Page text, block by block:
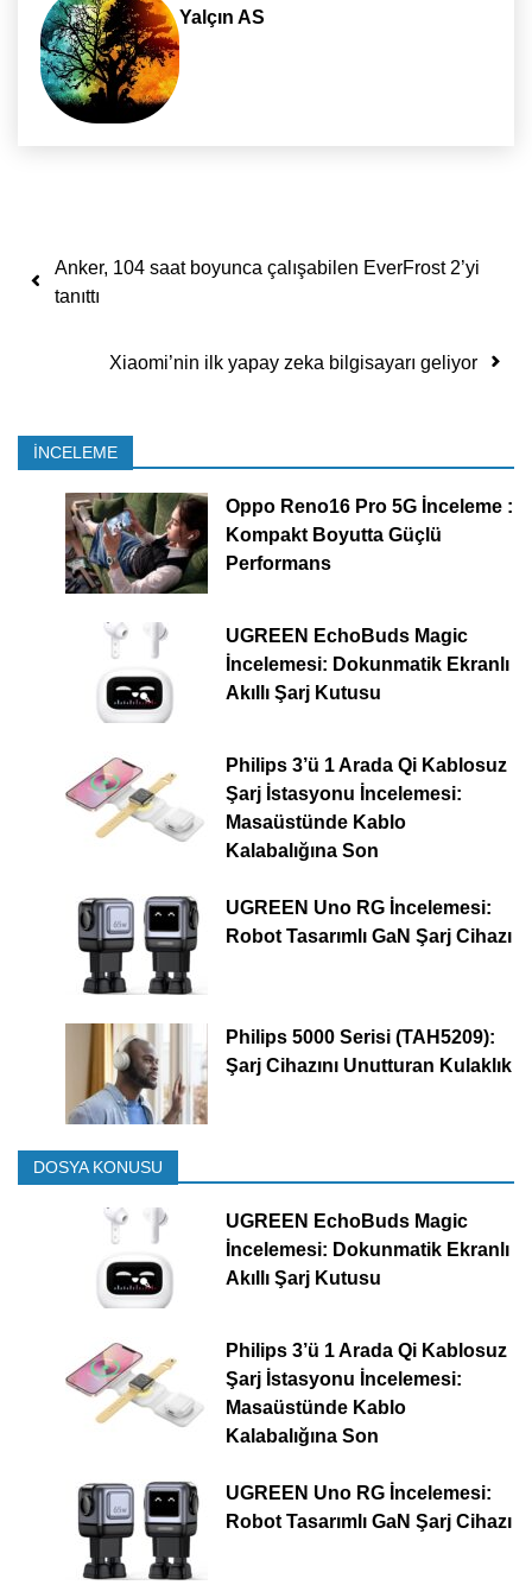
Yalçın AS
Yazı dolaşımı
Anker, 104 saat boyunca çalışabilen EverFrost 2’yi
tanıttı
Xiaomi’nin ilk yapay zeka bilgisayarı geliyor
İNCELEME
Oppo Reno16 Pro 5G İnceleme :
Kompakt Boyutta Güçlü
Performans
UGREEN EchoBuds Magic
İncelemesi: Dokunmatik Ekranlı
Akıllı Şarj Kutusu
Philips 3’ü 1 Arada Qi Kablosuz
Şarj İstasyonu İncelemesi:
Masaüstünde Kablo
Kalabalığına Son
UGREEN Uno RG İncelemesi:
Robot Tasarımlı GaN Şarj Cihazı
Philips 5000 Serisi (TAH5209):
Şarj Cihazını Unutturan Kulaklık
DOSYA KONUSU
UGREEN EchoBuds Magic
İncelemesi: Dokunmatik Ekranlı
Akıllı Şarj Kutusu
Philips 3’ü 1 Arada Qi Kablosuz
Şarj İstasyonu İncelemesi:
Masaüstünde Kablo
Kalabalığına Son
UGREEN Uno RG İncelemesi:
Robot Tasarımlı GaN Şarj Cihazı